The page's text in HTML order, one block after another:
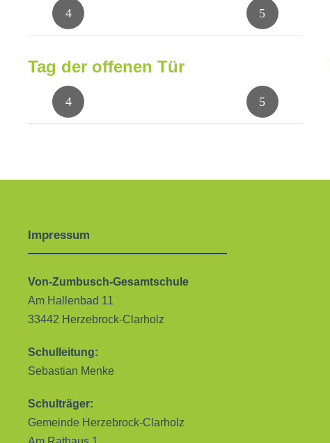
Tag der offenen Tür
Impressum
Von-Zumbusch-Gesamtschule
Am Hallenbad 11
33442 Herzebrock-Clarholz
Schulleitung:
Sebastian Menke
Schulträger:
Gemeinde Herzebrock-Clarholz